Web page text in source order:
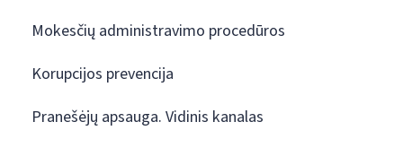
Mokesčių administravimo procedūros
Korupcijos prevencija
Pranešėjų apsauga. Vidinis kanalas